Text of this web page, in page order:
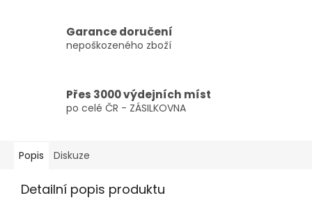
Garance doručení
nepoškozeného zboží
Přes 3000 výdejních míst
po celé ČR - ZÁSILKOVNA
Popis Diskuze
Detailní popis produktu